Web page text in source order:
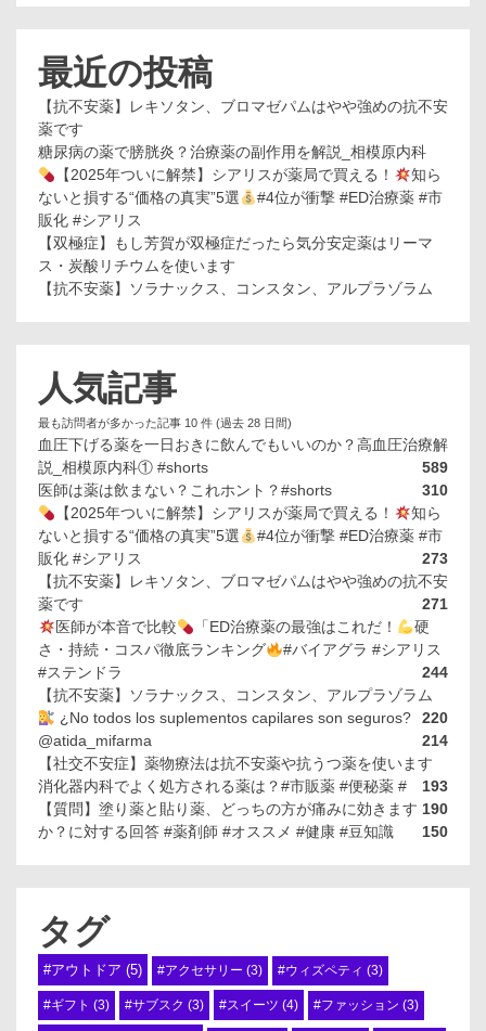
最近の投稿
【抗不安薬】レキソタン、ブロマゼパムはやや強めの抗不安
薬です
糖尿病の薬で膀胱炎？治療薬の副作用を解説_相模原内科
【2025年ついに解禁】シアリスが薬局で買える！
知ら
ないと損する“価格の真実”5選
#4位が衝撃 #ED治療薬 #市
販化 #シアリス
【双極症】もし芳賀が双極症だったら気分安定薬はリーマ
ス・炭酸リチウムを使います
【抗不安薬】ソラナックス、コンスタン、アルプラゾラム
人気記事
最も訪問者が多かった記事 10 件 (過去 28 日間)
血圧下げる薬を一日おきに飲んでもいいのか？高血圧治療解
説_相模原内科① #shorts
589
医師は薬は飲まない？これホント？#shorts
310
【2025年ついに解禁】シアリスが薬局で買える！
知ら
ないと損する“価格の真実”5選
#4位が衝撃 #ED治療薬 #市
販化 #シアリス
273
【抗不安薬】レキソタン、ブロマゼパムはやや強めの抗不安
薬です
271
医師が本音で比較
「ED治療薬の最強はこれだ！
硬
さ・持続・コスパ徹底ランキング
#バイアグラ #シアリス
#ステンドラ
244
【抗不安薬】ソラナックス、コンスタン、アルプラゾラム
220
¿No todos los suplementos capilares son seguros?
@atida_mifarma
214
【社交不安症】薬物療法は抗不安薬や抗うつ薬を使います
193
消化器内科でよく処方される薬は？#市販薬 #便秘薬 #
190
【質問】塗り薬と貼り薬、どっちの方が痛みに効きます
か？に対する回答 #薬剤師 #オススメ #健康 #豆知識
150
タグ
#アウトドア (5) #アクセサリー (3) #ウィズペティ (3)
#ギフト (3) #サブスク (3) #スイーツ (4) #ファッション (3)